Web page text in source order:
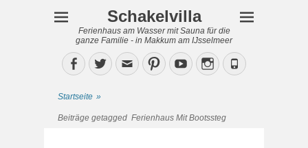
Schakelvilla
Ferienhaus am Wasser mit Sauna für die
ganze Familie - in Makkum am IJsselmeer
Facebook
TwitterEmailPinterestYouTubeInstagram
Phone
Startseite »
Beiträge getagged Ferienhaus Mit Bootssteg